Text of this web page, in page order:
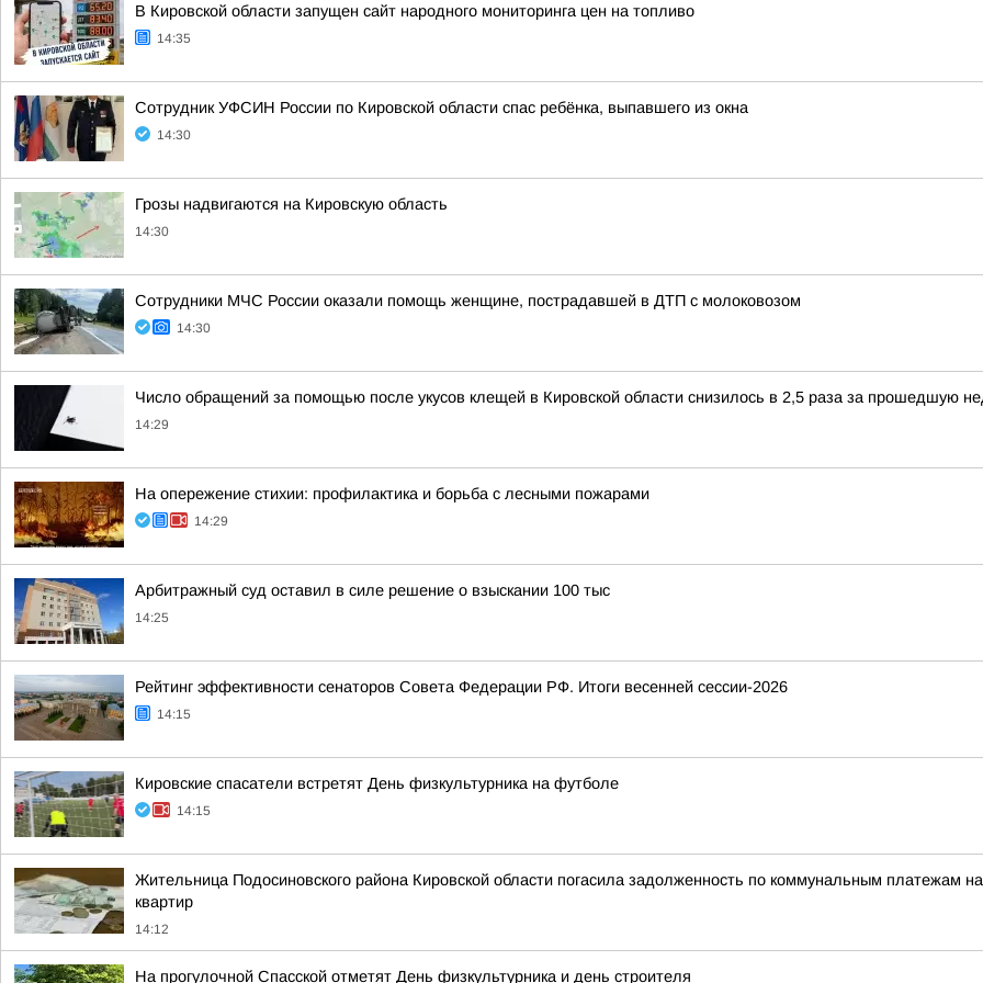
В Кировской области запущен сайт народного мониторинга цен на топливо
14:35
Сотрудник УФСИН России по Кировской области спас ребёнка, выпавшего из окна
14:30
Грозы надвигаются на Кировскую область
14:30
Сотрудники МЧС России оказали помощь женщине, пострадавшей в ДТП с молоковозом
14:30
Число обращений за помощью после укусов клещей в Кировской области снизилось в 2,5 раза за прошедшую
14:29
На опережение стихии: профилактика и борьба с лесными пожарами
14:29
Арбитражный суд оставил в силе решение о взыскании 100 тыс
14:25
Рейтинг эффективности сенаторов Совета Федерации РФ. Итоги весенней сессии-2026
14:15
Кировские спасатели встретят День физкультурника на футболе
14:15
Жительница Подосиновского района Кировской области погасила задолженность по коммунальным платежам
квартир
14:12
На прогулочной Спасской отметят День физкультурника и день строителя